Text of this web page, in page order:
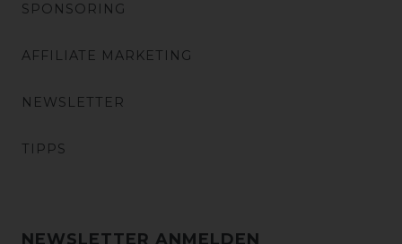
SPONSORING
AFFILIATE MARKETING
NEWSLETTER
TIPPS
NEWSLETTER ANMELDEN